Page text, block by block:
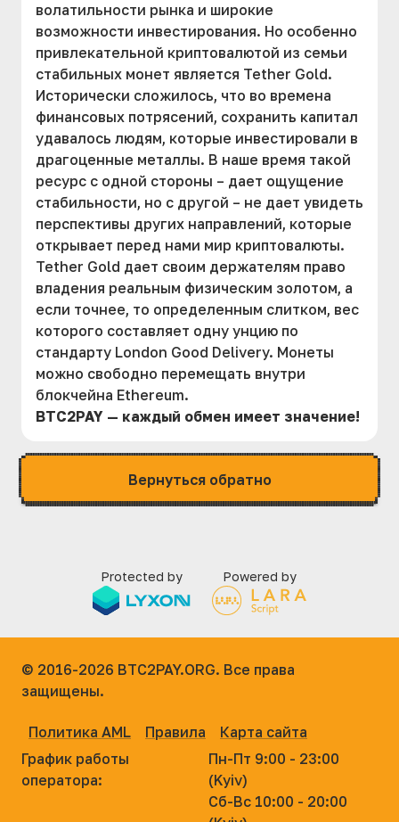
волатильности рынка и широкие
возможности инвестирования. Но особенно
привлекательной криптовалютой из семьи
стабильных монет является Tether Gold.
Исторически сложилось, что во времена
финансовых потрясений, сохранить капитал
удавалось людям, которые инвестировали в
драгоценные металлы. В наше время такой
ресурс с одной стороны – дает ощущение
стабильности, но с другой – не дает увидеть
перспективы других направлений, которые
открывает перед нами мир криптовалюты.
Tether Gold дает своим держателям право
владения реальным физическим золотом, а
если точнее, то определенным слитком, вес
которого составляет одну унцию по
стандарту London Good Delivery. Монеты
можно свободно перемещать внутри
блокчейна Ethereum.
BTC2PAY — каждый обмен имеет значение!
Вернуться обратно
Protected by Powered by
© 2016-2026 BTC2PAY.ORG. Все права
защищены.
Политика AML Правила
Карта сайта
График работы
оператора:
Пн-Пт 9:00 - 23:00
(Kyiv)
Сб-Вс 10:00 - 20:00